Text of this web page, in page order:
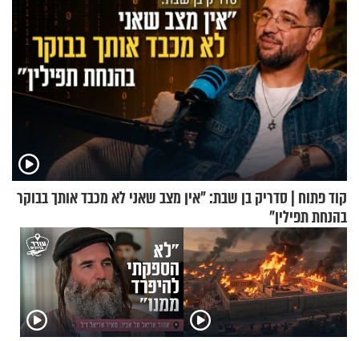
קוד פתוח | סדריק בן שבת: "אין מצב שאני לא מכבד אותך בבוקר
בהנחת תפילין"